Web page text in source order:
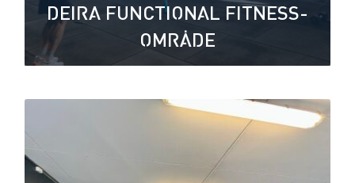
DEIRA FUNCTIONAL FITNESS-
OMRÅDE